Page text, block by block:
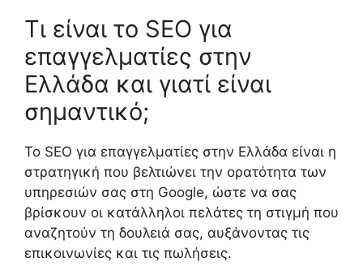
Τι είναι το SEO για
επαγγελματίες στην
Ελλάδα και γιατί είναι
σημαντικό;
Το SEO για επαγγελματίες στην Ελλάδα είναι η
στρατηγική που βελτιώνει την ορατότητα των
υπηρεσιών σας στη Google, ώστε να σας
βρίσκουν οι κατάλληλοι πελάτες τη στιγμή που
αναζητούν τη δουλειά σας, αυξάνοντας τις
επικοινωνίες και τις πωλήσεις.